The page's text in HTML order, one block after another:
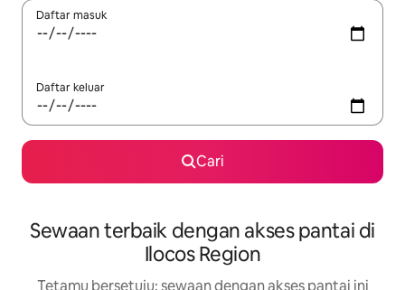
Daftar masuk
Daftar keluar
Cari
Sewaan terbaik dengan akses pantai di
Ilocos Region
Tetamu bersetuju: sewaan dengan akses pantai ini